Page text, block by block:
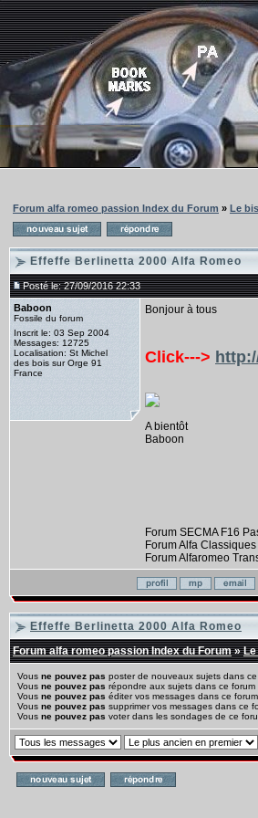
Forum alfa romeo passion Index du Forum » Le
Effeffe Berlinetta 2000 Alfa Romeo
Posté le: 27/09/2016 22:33
Baboon
Fossile du forum
Inscrit le: 03 Sep 2004
Messages: 12725
Localisation: St Michel
des bois sur Orge 91
France
Bonjour à tous
Click--->
A bientôt
Baboon
Forum SECMA F16
Forum Alfa
Forum Alfaromeo
Effeffe Berlinetta 2000 Alfa Romeo
Forum alfa romeo passion Index du Forum»
Vous ne pouvez pas poster de nouveaux sujets dans
Vous ne pouvez pas répondre aux sujets dans ce forum
Vous ne pouvez pas éditer vos messages dans ce forum
Vous ne pouvez pas supprimer vos messages dans ce
Vous ne pouvez pas voter dans les sondages de ce